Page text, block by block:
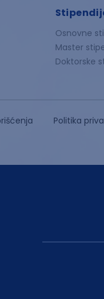
Osnovne
Master
Doktorske
Politika